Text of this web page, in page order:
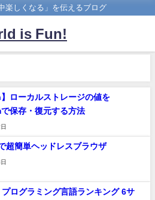
楽しくなる」を伝えるブログ
is Fun!
ローカルストレージの値を
保存・復元する方法
超簡単ヘッドレスブラウザ
ログラミング言語ランキング 6サ